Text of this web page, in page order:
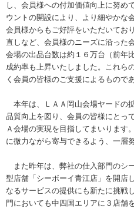
し、会員様への付加価値向上に努め
ウントの開設により、より細やかな
会員様からもご好評をいただいてお
直しなど、会員様のニーズに沿った
会場の出品台数は約１６万台（前年
成約率も上昇いたしました。これら
く会員の皆様のご支援によるもので
本年は、ＬＡＡ岡山会場ヤードの
品質向上を図り、会員の皆様にとっ
Ａ会場の実現を目指してまいります
に微力ながら寄与できるよう、一層
また昨年は、弊社の仕入部門のシ
型店舗「シーボーイ青江店」を開店
なるサービスの提供にも新たに挑戦
門においても中四国エリアに３店舗